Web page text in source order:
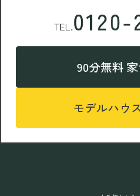
TEL.0120-
90分無料
モデルハウ